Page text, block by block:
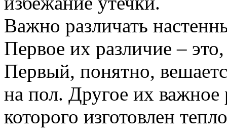
Важно различать
Первое их различие –
Первый, понятно,
на пол. Другое их важное
которого изготовлен